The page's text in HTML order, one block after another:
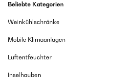
Beliebte Kategorien
Weinkühlschränke
Mobile Klimaanlagen
Luftentfeuchter
Inselhauben